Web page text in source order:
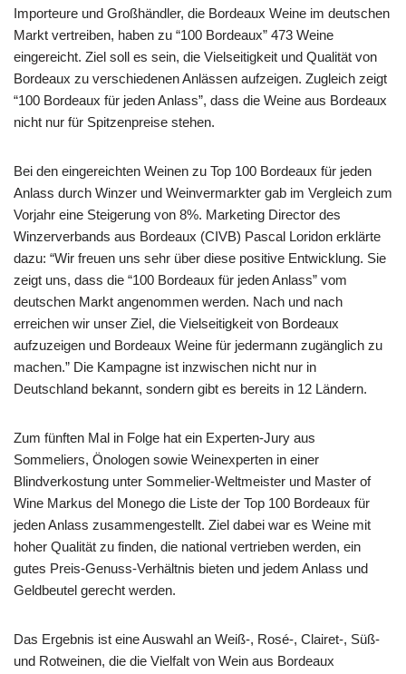
Importeure und Großhändler, die Bordeaux Weine im deutschen
Markt vertreiben, haben zu “100 Bordeaux” 473 Weine
eingereicht. Ziel soll es sein, die Vielseitigkeit und Qualität von
Bordeaux zu verschiedenen Anlässen aufzeigen. Zugleich zeigt
“100 Bordeaux für jeden Anlass”, dass die Weine aus Bordeaux
nicht nur für Spitzenpreise stehen.
Bei den eingereichten Weinen zu Top 100 Bordeaux für jeden
Anlass durch Winzer und Weinvermarkter gab im Vergleich zum
Vorjahr eine Steigerung von 8%. Marketing Director des
Winzerverbands aus Bordeaux (CIVB) Pascal Loridon erklärte
dazu: “Wir freuen uns sehr über diese positive Entwicklung. Sie
zeigt uns, dass die “100 Bordeaux für jeden Anlass” vom
deutschen Markt angenommen werden. Nach und nach
erreichen wir unser Ziel, die Vielseitigkeit von Bordeaux
aufzuzeigen und Bordeaux Weine für jedermann zugänglich zu
machen.” Die Kampagne ist inzwischen nicht nur in
Deutschland bekannt, sondern gibt es bereits in 12 Ländern.
Zum fünften Mal in Folge hat ein Experten-Jury aus
Sommeliers, Önologen sowie Weinexperten in einer
Blindverkostung unter Sommelier-Weltmeister und Master of
Wine Markus del Monego die Liste der Top 100 Bordeaux für
jeden Anlass zusammengestellt. Ziel dabei war es Weine mit
hoher Qualität zu finden, die national vertrieben werden, ein
gutes Preis-Genuss-Verhältnis bieten und jedem Anlass und
Geldbeutel gerecht werden.
Das Ergebnis ist eine Auswahl an Weiß-, Rosé-, Clairet-, Süß-
und Rotweinen, die die Vielfalt von Wein aus Bordeaux